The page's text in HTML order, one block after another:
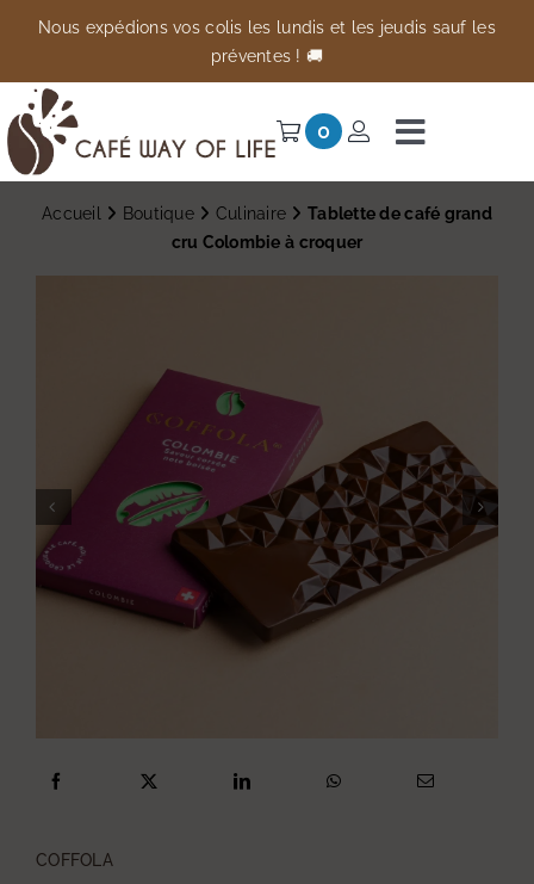
Passer
contenu
Nous expédions vos colis les lundis et les jeudis sauf les
préventes ! 🚚
0
à
bascule
Univers
Accueil Boutique Culinaire
Tablette de café grand
cru Colombie à croquer
COFFOLA